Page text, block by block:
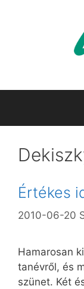
Értékes
2010-06-20
Hamarosan
tanévről, és
szünet. Két